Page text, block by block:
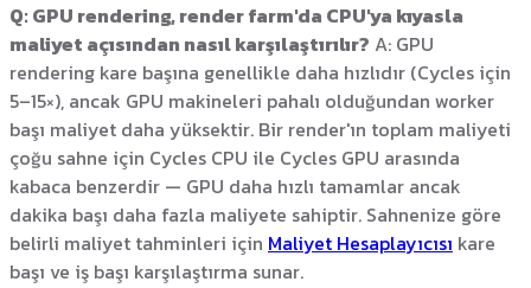
Q: GPU rendering, render farm'da CPU'ya kıyasla
maliyet açısından nasıl karşılaştırılır? A: GPU
rendering kare başına genellikle daha hızlıdır (Cycles için
5–15×), ancak GPU makineleri pahalı olduğundan worker
başı maliyet daha yüksektir. Bir render'ın toplam maliyeti
çoğu sahne için Cycles CPU ile Cycles GPU arasında
kabaca benzerdir — GPU daha hızlı tamamlar ancak
dakika başı daha fazla maliyete sahiptir. Sahnenize göre
belirli maliyet tahminleri için Maliyet Hesaplayıcısı kare
başı ve iş başı karşılaştırma sunar.